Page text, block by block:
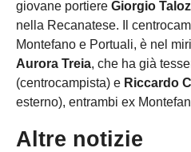
giovane portiere Giorgio
nella Recanatese. Il
Montefano e Portuali, è nel
Aurora Treia, che ha già
(centrocampista) e Riccardo
esterno), entrambi ex
Altre notizie